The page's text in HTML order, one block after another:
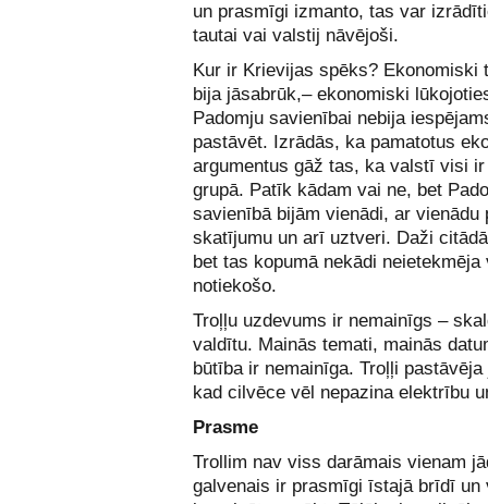
un prasmīgi izmanto, tas var
tautai vai valstij nāvējoši.
Kur ir Krievijas spēks? Ekonomiski
bija jāsabrūk,– ekonomiski
Padomju savienībai nebija
pastāvēt. Izrādās, ka pamatotus
argumentus gāž tas, ka valstī visi ir
grupā. Patīk kādam vai ne, bet
savienībā bijām vienādi, ar vienādu
skatījumu un arī uztveri. Daži
bet tas kopumā nekādi neietekmēja
notiekošo.
Troļļu uzdevums ir nemainīgs –
valdītu. Mainās temati, mainās
būtība ir nemainīga. Troļļi pastāvēja
kad cilvēce vēl nepazina elektrību
Prasme
Trollim nav viss darāmais vienam
galvenais ir prasmīgi īstajā brīdī un